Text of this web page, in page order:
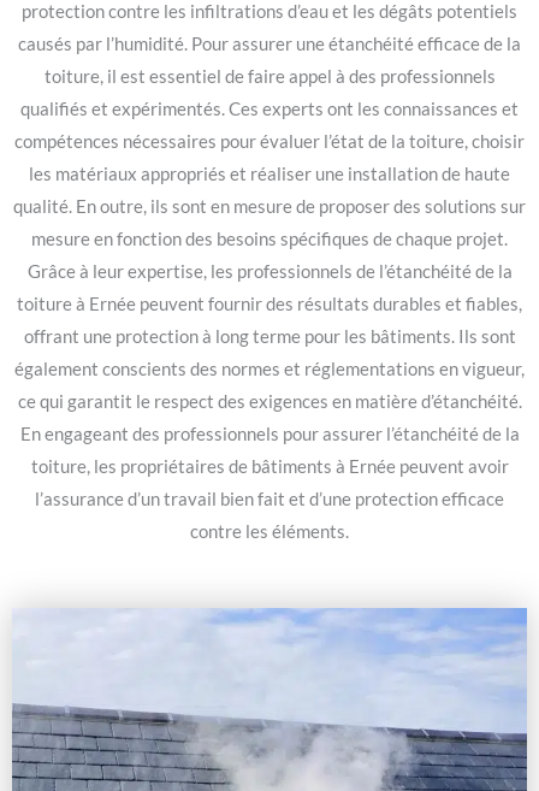
protection contre les infiltrations d’eau et les dégâts potentiels
causés par l’humidité. Pour assurer une étanchéité efficace de la
toiture, il est essentiel de faire appel à des professionnels
qualifiés et expérimentés. Ces experts ont les connaissances et
compétences nécessaires pour évaluer l’état de la toiture, choisir
les matériaux appropriés et réaliser une installation de haute
qualité. En outre, ils sont en mesure de proposer des solutions sur
mesure en fonction des besoins spécifiques de chaque projet.
Grâce à leur expertise, les professionnels de l’étanchéité de la
toiture à Ernée peuvent fournir des résultats durables et fiables,
offrant une protection à long terme pour les bâtiments. Ils sont
également conscients des normes et réglementations en vigueur,
ce qui garantit le respect des exigences en matière d’étanchéité.
En engageant des professionnels pour assurer l’étanchéité de la
toiture, les propriétaires de bâtiments à Ernée peuvent avoir
l’assurance d’un travail bien fait et d’une protection efficace
contre les éléments.